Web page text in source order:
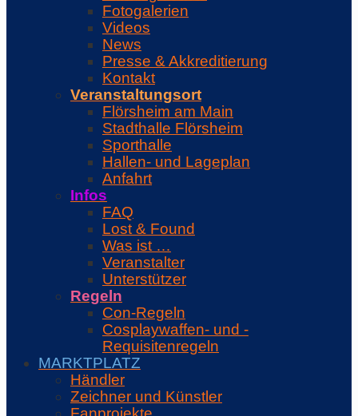
Fotogalerien
Videos
News
Presse & Akkreditierung
Kontakt
Veranstaltungsort
Flörsheim am Main
Stadthalle Flörsheim
Sporthalle
Hallen- und Lageplan
Anfahrt
Infos
FAQ
Lost & Found
Was ist …
Veranstalter
Unterstützer
Regeln
Con-Regeln
Cosplaywaffen- und -
Requisitenregeln
MARKTPLATZ
Händler
Zeichner und Künstler